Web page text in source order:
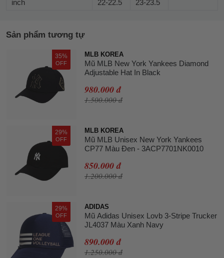
inch
22-22.5 23-23.5
Sản phẩm tương tự
35%
OFF
MLB KOREA
Mũ MLB New York Yankees Diamond
Adjustable Hat In Black
980.000 đ
1.500.000 đ
29%
OFF
MLB KOREA
Mũ MLB Unisex New York Yankees
CP77 Màu Đen - 3ACP7701NK0010
850.000 đ
1.200.000 đ
29%
OFF
ADIDAS
Mũ Adidas Unisex Lovb 3-Stripe Trucker
JL4037 Màu Xanh Navy
890.000 đ
1.250.000 đ